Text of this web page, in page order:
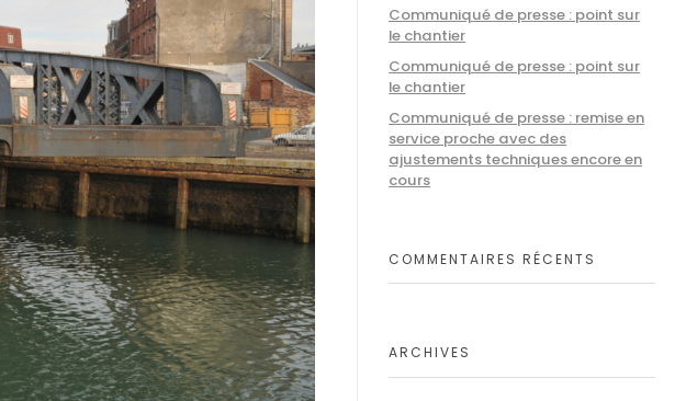
Communiqué de presse : point sur
le chantier
Communiqué de presse : point sur
le chantier
Communiqué de presse : remise en
service proche avec des
ajustements techniques encore en
cours
COMMENTAIRES RÉCENTS
ARCHIVES